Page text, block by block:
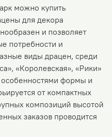
можно купить
для декора
и позволяет
потребности и
виды драцен, среди
«Королевская», «Рики»
формы и
от компактных
композиций высотой
заказов проводится